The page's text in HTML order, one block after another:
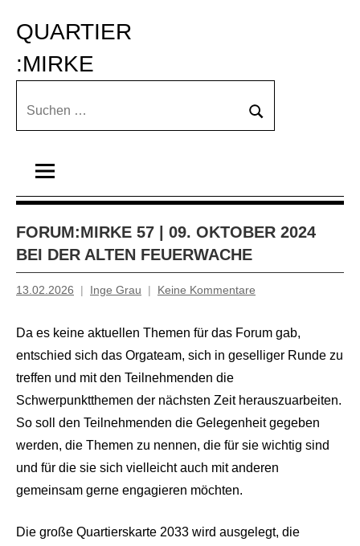
Inhalt
springen
QUARTIER
:MIRKE
Suchen
Suchen
FORUM:MIRKE 57 | 09. OKTOBER 2024
BEI DER ALTEN FEUERWACHE
13.02.2026 Inge Grau Keine Kommentare
Da es keine aktuellen Themen für das Forum gab,
entschied sich das Orgateam, sich in geselliger Runde zu
treffen und mit den Teilnehmenden die
Schwerpunktthemen der nächsten Zeit herauszuarbeiten.
So soll den Teilnehmenden die Gelegenheit gegeben
werden, die Themen zu nennen, die für sie wichtig sind
und für die sie sich vielleicht auch mit anderen
gemeinsam gerne engagieren möchten.
Die große Quartierskarte 2033 wird ausgelegt, die